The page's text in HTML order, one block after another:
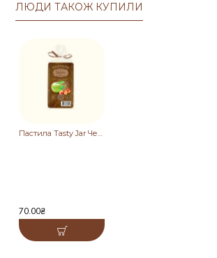
ЛЮДИ ТАКОЖ КУПИЛИ
Пастила Tasty Jar Черешнева 32 г
70.00₴